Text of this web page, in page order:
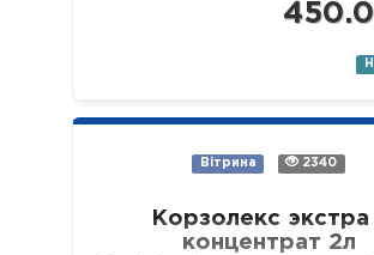
Вітрина 2340
Корзолекс экстра
концентрат 2л